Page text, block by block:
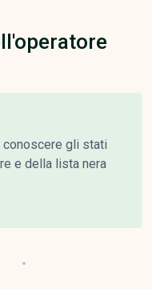
conoscere gli stati
e della lista nera